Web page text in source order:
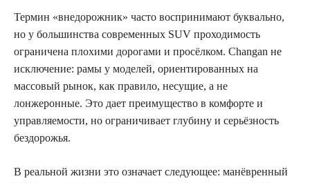
Термин «внедорожник» часто воспринимают буквально,
но у большинства современных SUV проходимость
ограничена плохими дорогами и просёлком. Changan не
исключение: рамы у моделей, ориентированных на
массовый рынок, как правило, несущие, а не
лонжеронные. Это дает преимущество в комфорте и
управляемости, но ограничивает глубину и серьёзность
бездорожья.
В реальной жизни это означает следующее: манёвренный